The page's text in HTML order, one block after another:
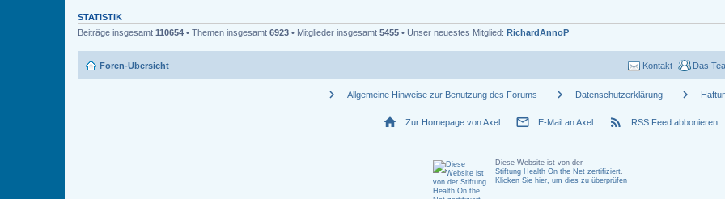
STATISTIK
Beiträge insgesamt 110654 • Themen insgesamt 6923 • Mitglieder insgesamt 5455 • Unser neuestes Mitglied: RichardAnnoP
Foren-Übersicht Das
Kontakt
chevron_right Allgemeine Hinweise zur Benutzung des Forums chevron_right Datenschutzerklärung chevron_right
home Zur Homepage von Axel mail_outline E-Mail an Axel rss_feed RSS Feed abbonieren
Diese Website ist von der
Stiftung Health On the Net zertifiziert.
Klicken Sie hier, um dies zu überprüfen